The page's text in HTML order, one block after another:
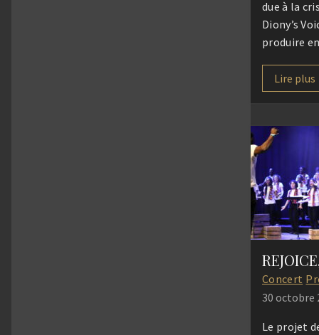
due à la
Diony’s
produire
répétons
que nous
Nkossi
encore
Lire plus
Concert
30 octobre
Le projet